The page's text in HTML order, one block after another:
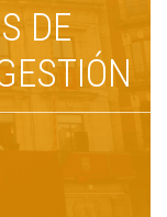
DE